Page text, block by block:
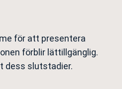
för att presentera
förblir lättillgänglig.
dess slutstadier.